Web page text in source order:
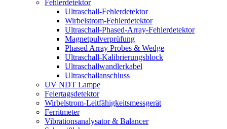
Fehlerdetektor
Ultraschall-Fehlerdetektor
Wirbelstrom-Fehlerdetektor
Ultraschall-Phased-Array-Fehlerdetektor
Magnetpulverprüfung
Phased Array Probes & Wedge
Ultraschall-Kalibrierungsblock
Ultraschallwandlerkabel
Ultraschallanschluss
UV NDT Lampe
Feiertagsdetektor
Wirbelstrom-Leitfähigkeitsmessgerät
Ferritmeter
Vibrationsanalysator & Balancer